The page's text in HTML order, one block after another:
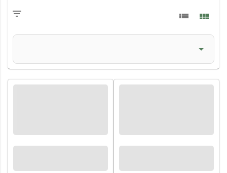
filter_list view_list view_module